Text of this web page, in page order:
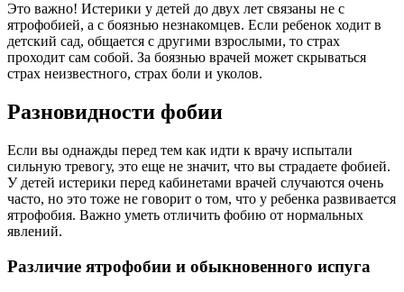
Это важно! Истерики у детей до двух лет связаны не с
ятрофобией, а с боязнью незнакомцев. Если ребенок ходит в
детский сад, общается с другими взрослыми, то страх
проходит сам собой. За боязнью врачей может скрываться
страх неизвестного, страх боли и уколов.
Разновидности фобии
Если вы однажды перед тем как идти к врачу испытали
сильную тревогу, это еще не значит, что вы страдаете фобией.
У детей истерики перед кабинетами врачей случаются очень
часто, но это тоже не говорит о том, что у ребенка развивается
ятрофобия. Важно уметь отличить фобию от нормальных
явлений.
Различие ятрофобии и обыкновенного испуга